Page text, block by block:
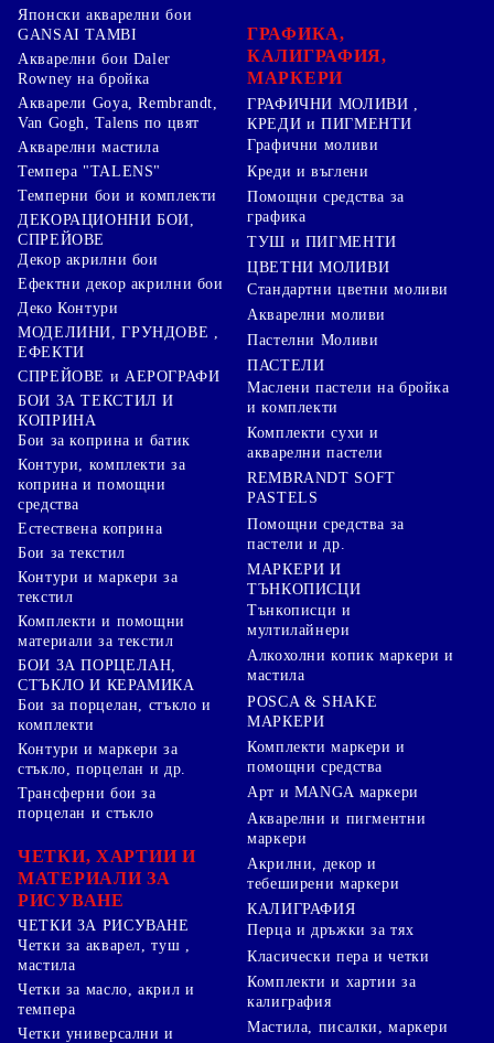
Японски акварелни бои
GANSAI TAMBI
Акварелни бои Daler
Rowney на бройка
Акварели Goya, Rembrandt,
Van Gogh, Talens по цвят
Акварелни мастила
Темпера "TALENS"
Темперни бои и комплекти
ДЕКОРАЦИОННИ БОИ,
СПРЕЙОВЕ
Декор акрилни бои
Ефектни декор акрилни бои
Деко Контури
МОДЕЛИНИ, ГРУНДОВЕ ,
ЕФЕКТИ
СПРЕЙОВЕ и АЕРОГРАФИ
БОИ ЗА ТЕКСТИЛ И
КОПРИНА
Бои за коприна и батик
Контури, комплекти за
коприна и помощни
средства
Естествена коприна
Бои за текстил
Контури и маркери за
текстил
Комплекти и помощни
материали за текстил
БОИ ЗА ПОРЦЕЛАН,
СТЪКЛО И КЕРАМИКА
Бои за порцелан, стъкло и
комплекти
Контури и маркери за
стъкло, порцелан и др.
Трансферни бои за
порцелан и стъкло
ЧЕТКИ, ХАРТИИ И
МАТЕРИАЛИ ЗА
РИСУВАНЕ
ЧЕТКИ ЗА РИСУВАНЕ
Четки за акварел, туш ,
мастила
Четки за масло, акрил и
темпера
Четки универсални и
ГРАФИКА,
КАЛИГРАФИЯ,
МАРКЕРИ
ГРАФИЧНИ МОЛИВИ ,
КРЕДИ и ПИГМЕНТИ
Графични моливи
Креди и въглени
Помощни средства за
графика
ТУШ и ПИГМЕНТИ
ЦВЕТНИ МОЛИВИ
Стандартни цветни моливи
Акварелни моливи
Пастелни Моливи
ПАСТЕЛИ
Маслени пастели на бройка
и комплекти
Комплекти сухи и
акварелни пастели
REMBRANDT SOFT
PASTELS
Помощни средства за
пастели и др.
МАРКЕРИ И
ТЪНКОПИСЦИ
Тънкописци и
мултилайнери
Алкохолни копик маркери и
мастила
POSCA & SHAKE
МАРКЕРИ
Комплекти маркери и
помощни средства
Арт и MANGA маркери
Акварелни и пигментни
маркери
Акрилни, декор и
тебеширени маркери
КАЛИГРАФИЯ
Перца и дръжки за тях
Класически пера и четки
Комплекти и хартии за
калиграфия
Мастила, писалки, маркери